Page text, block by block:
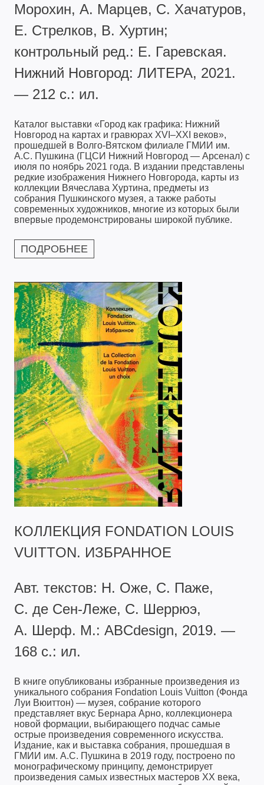
Морохин, А. Марцев, С. Хачатуров,
Е. Стрелков, В. Хуртин;
контрольный ред.: Е. Гаревская.
Нижний Новгород: ЛИТЕРА, 2021.
— 212 с.: ил.
Каталог выставки «Город как графика: Нижний
Новгород на картах и гравюрах ХVI–ХХI веков»,
прошедшей в Волго-Вятском филиале ГМИИ им.
А.С. Пушкина (ГЦСИ Нижний Новгород — Арсенал) с
июля по ноябрь 2021 года. В издании представлены
редкие изображения Нижнего Новгорода, карты из
коллекции Вячеслава Хуртина, предметы из
собрания Пушкинского музея, а также работы
современных художников, многие из которых были
впервые продемонстрированы широкой публике.
ПОДРОБНЕЕ
КОЛЛЕКЦИЯ FONDATION LOUIS
VUITTON. ИЗБРАННОЕ
Авт. текстов: Н. Оже, С. Паже,
С. де Сен-Леже, С. Шеррюэ,
А. Шерф. М.: ABCdesign, 2019. —
168 с.: ил.
В книге опубликованы избранные произведения из
уникального собрания Fondation Louis Vuitton (Фонда
Луи Вюиттон) — музея, собрание которого
представляет вкус Бернара Арно, коллекционера
новой формации, выбирающего подчас самые
острые произведения современного искусства.
Издание, как и выставка собрания, прошедшая в
ГМИИ им. А.С. Пушкина в 2019 году, построено по
монографическому принципу, демонстрирует
произведения самых известных мастеров ХХ века,